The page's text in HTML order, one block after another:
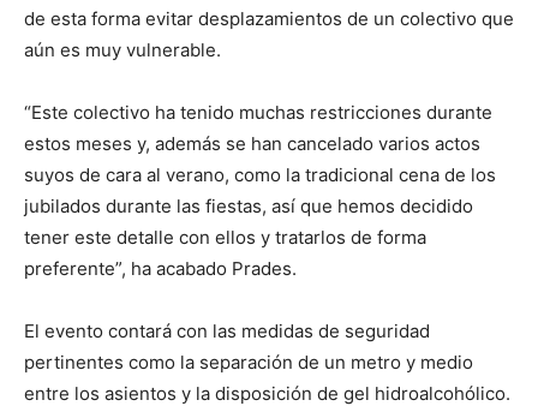
de esta forma evitar desplazamientos de un colectivo que
aún es muy vulnerable.
“Este colectivo ha tenido muchas restricciones durante
estos meses y, además se han cancelado varios actos
suyos de cara al verano, como la tradicional cena de los
jubilados durante las fiestas, así que hemos decidido
tener este detalle con ellos y tratarlos de forma
preferente”, ha acabado Prades.
El evento contará con las medidas de seguridad
pertinentes como la separación de un metro y medio
entre los asientos y la disposición de gel hidroalcohólico.